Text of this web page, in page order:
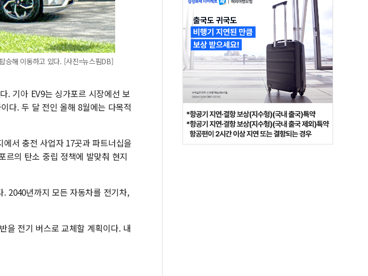
승해 이동하고 있다. [사진=뉴스핌DB]
. 기아 EV9는 싱가포르 시장에선 보
다. 두 달 전인 올해 8월에는 다목적
서 충전 사업자 17곳과 파트너십을
르의 탄소 중립 정책에 발맞춰 현지
2040년까지 모든 자동차를 전기차,
을 전기 버스로 교체할 계획이다. 내